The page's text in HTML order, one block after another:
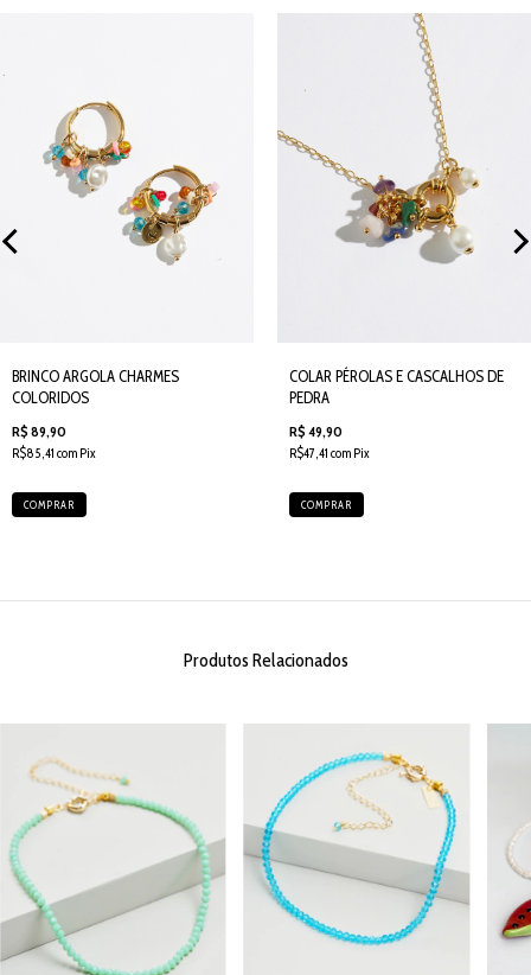
BRINCO ARGOLA CHARMES
COLORIDOS
R$ 89,90
R$85,41 com Pix
COMPRAR
COLAR PÉROLAS E CASCALHOS DE
PEDRA
R$ 49,90
R$47,41 com Pix
COMPRAR
Produtos Relacionados